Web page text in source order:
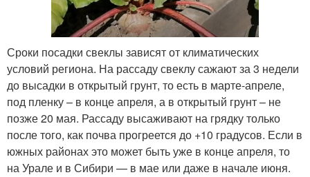
Сроки посадки свеклы зависят от климатических
условий региона. На рассаду свеклу сажают за 3 недели
до высадки в открытый грунт, то есть в марте-апреле,
под пленку – в конце апреля, а в открытый грунт – не
позже 20 мая. Рассаду высаживают на грядку только
после того, как почва прогреется до +10 градусов. Если в
южных районах это может быть уже в конце апреля, то
на Урале и в Сибири — в мае или даже в начале июня.